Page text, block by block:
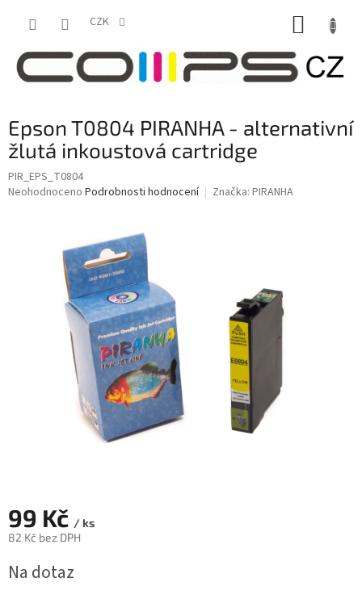
CZK
Epson T0804 PIRANHA - alternativní
žlutá inkoustová cartridge
PIR_EPS_T0804
Průměrné
Neohodnoceno Podrobnosti hodnocení Značka: PIRANHA
99 Kč / ks
82 Kč bez DPH
cena:
Na dotaz